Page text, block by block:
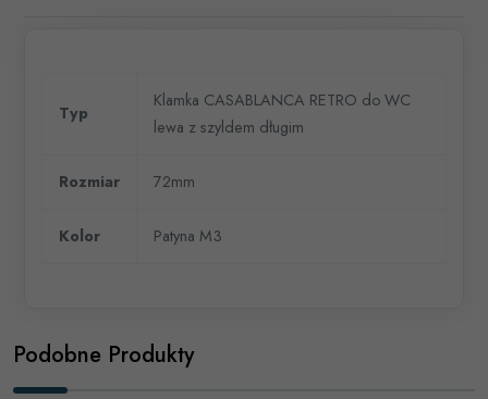
Typ
Klamka CASABLANCA RETRO do WC
lewa z szyldem długim
Rozmiar 72mm
Kolor Patyna M3
Podobne Produkty